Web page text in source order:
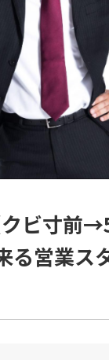
ビ寸前
営業ス